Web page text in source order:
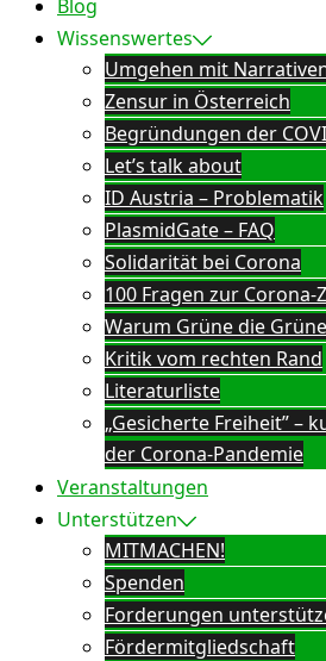
Blog
Wissenswertes
Umgehen mit
Zensur in Österreich
Begründungen der
Let’s talk about
ID Austria – Problematik
PlasmidGate – FAQ
Solidarität bei Corona
100 Fragen zur Corona-
Warum Grüne die
Kritik vom rechten Rand
Literaturliste
„Gesicherte Freiheit” –
der Corona-Pandemie
Veranstaltungen
Unterstützen
MITMACHEN!
Spenden
Forderungen
Fördermitgliedschaft